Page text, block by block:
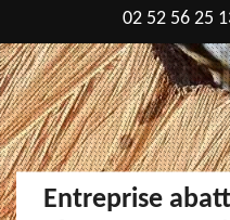
02 52 56 25
Entreprise